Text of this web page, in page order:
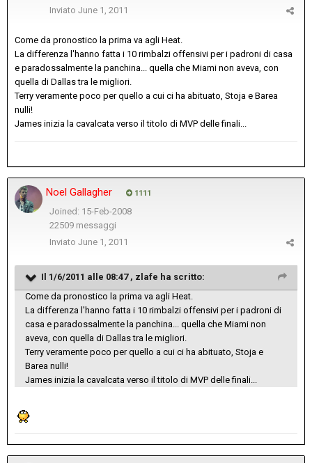
Inviato June 1, 2011
Come da pronostico la prima va agli Heat.
La differenza l'hanno fatta i 10 rimbalzi offensivi per i padroni di casa
e paradossalmente la panchina... quella che Miami non aveva, con
quella di Dallas tra le migliori.
Terry veramente poco per quello a cui ci ha abituato, Stoja e Barea
nulli!
James inizia la cavalcata verso il titolo di MVP delle finali...
Noel Gallagher 1111
Joined: 15-Feb-2008
22509 messaggi
Inviato June 1, 2011
Il 1/6/2011 alle 08:47 , zlafe ha scritto:
Come da pronostico la prima va agli Heat.
La differenza l'hanno fatta i 10 rimbalzi offensivi per i padroni di
casa e paradossalmente la panchina... quella che Miami non
aveva, con quella di Dallas tra le migliori.
Terry veramente poco per quello a cui ci ha abituato, Stoja e
Barea nulli!
James inizia la cavalcata verso il titolo di MVP delle finali...